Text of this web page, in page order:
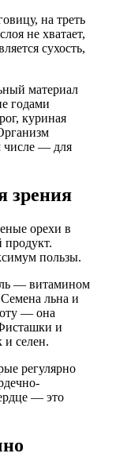
на треть
не хватает,
сухость,
материал
годами
куриная
числе — для
зрения
орехи в
продукт.
пользы.
— витамином
льна и
— она
и
и селен.
регулярно
— это